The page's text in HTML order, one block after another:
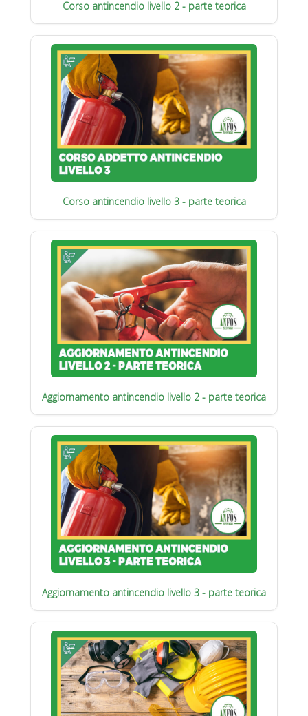
Corso antincendio livello 2 - parte teorica
Corso antincendio livello 3 - parte teorica
Aggiornamento antincendio livello 2 - parte teorica
Aggiornamento antincendio livello 3 - parte teorica